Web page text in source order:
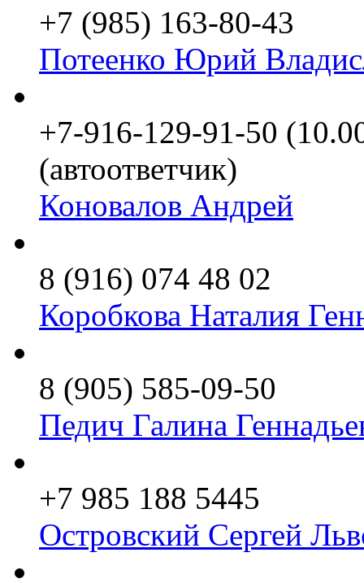
+7 (985) 163-80-43
Потеенко Юрий
+7-916-129-91-50
(автоответчик)
Коновалов Андрей
8 (916) 074 48 02
Коробкова Наталия
8 (905) 585-09-50
Педич Галина
+7 985 188 5445
Островский Сергей